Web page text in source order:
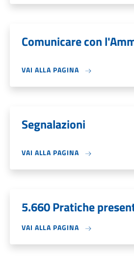
Comunicare con
VAI ALLA PAGINA
Segnalazioni
VAI ALLA PAGINA
5.660 Pratiche
VAI ALLA PAGINA